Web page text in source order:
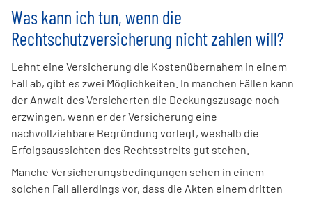
Was kann ich tun, wenn die
Rechtschutzversicherung nicht zahlen will?
Lehnt eine Versicherung die Kostenübernahem in einem
Fall ab, gibt es zwei Möglichkeiten. In manchen Fällen kann
der Anwalt des Versicherten die Deckungszusage noch
erzwingen, wenn er der Versicherung eine
nachvollziehbare Begründung vorlegt, weshalb die
Erfolgsaussichten des Rechtsstreits gut stehen.
Manche Versicherungsbedingungen sehen in einem
solchen Fall allerdings vor, dass die Akten einem dritten